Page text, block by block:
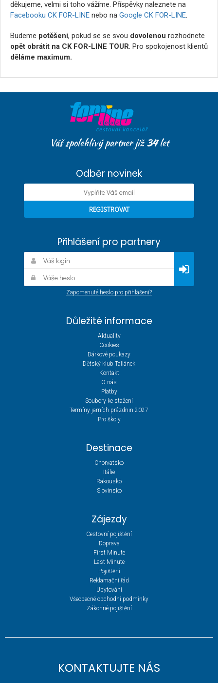
děkujeme, velmi si toho vážíme. Příspěvky naleznete na
Facebooku CK FOR-LINE nebo na Google CK FOR-LINE.
Budeme potěšeni, pokud se se svou dovolenou rozhodnete
opět obrátit na CK FOR-LINE TOUR. Pro spokojenost klientů
děláme maximum.
Váš spolehlivý partner již34let
Odběr novinek
Přihlášení pro partnery
Zapomenuté heslo pro přihlášení?
Důležité informace
Aktuality
Cookies
Dárkové poukazy
Dětský klub Taliánek
Kontakt
O nás
Platby
Soubory ke stažení
Termíny jarních prázdnin 2027
Pro školy
Destinace
Chorvatsko
Itálie
Rakousko
Slovinsko
Zájezdy
Cestovní pojištění
Doprava
First Minute
Last Minute
Pojištění
Reklamační řád
Ubytování
Všeobecné obchodní podmínky
Zákonné pojištění
KONTAKTUJTE NÁS